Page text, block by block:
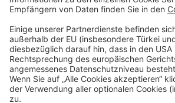
Über UnsKarrierePresse
SEPA-
Geschäftsbedingungen Einlagensicherung Datenschutzhinweise
Cookie-Einstellungen